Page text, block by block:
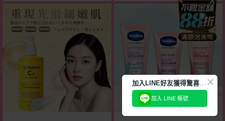
加
入LINE好友獲得驚喜折扣!
加入 LINE 帳號